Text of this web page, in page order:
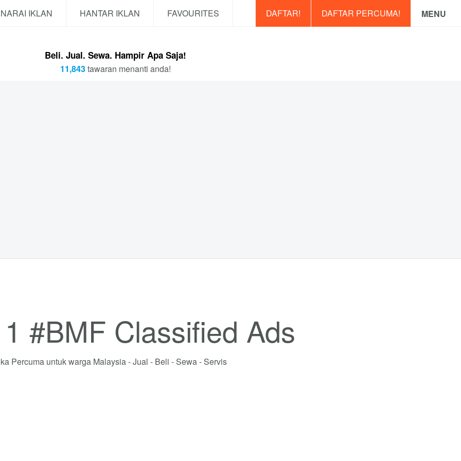
IKLAN HANTAR IKLAN FAVOURITES MENU
DAFTAR PERCUMA!
DAFTAR!
Beli. Jual. Sewa. Hampir Apa Saja!
11,843tawaran menanti anda!
#BMF Classified Ads
Percuma untuk warga Malaysia - Jual - Beli - Sewa - Servis